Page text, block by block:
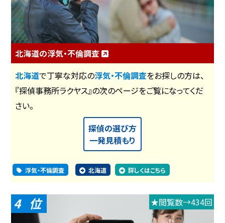
北海道の浮気・不倫調査
北海道で丁寧な対応の浮気・不倫調査をお探しの方は、
『探偵事務所ラクヤス』の次のページをご覧になってくだ
さい。
探偵の選び方
一発見積もり
浮気・不倫調査 北海道 詳しくはこちら
4 ★閲覧数→434回